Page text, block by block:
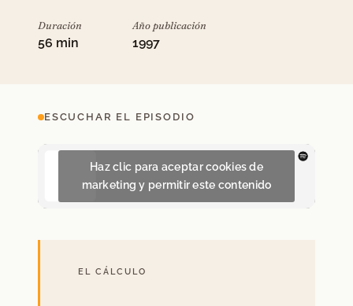
Duración
56 min
Año publicación
1997
ESCUCHAR EL EPISODIO
Haz clic para aceptar cookies de
marketing y permitir este contenido
EL CÁLCULO